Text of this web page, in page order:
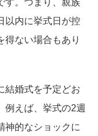
以内に挙式日が控
得ない場合もあり
結婚式を予定どお
例えば、挙式の2週
神的なショックに